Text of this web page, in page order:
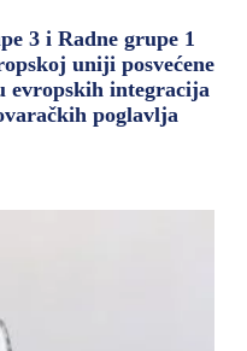
3 i Radne grupe 1
uniji posvećene
evropskih integracija
poglavlja